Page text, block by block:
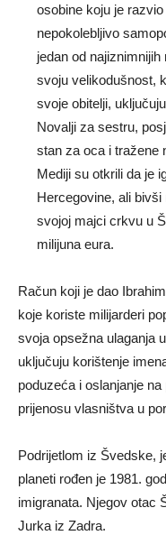
osobine koju je
nepokolebljivo
jedan od
svoju velikodušnost,
svoje obitelji,
Novalji za sestru,
stan za oca i tražene
Mediji su otkrili da je
Hercegovine, ali
svojoj majci crkvu u
milijuna eura.
Račun koji je dao
koje koriste milijarderi
svoja opsežna ulaganja
uključuju korištenje
poduzeća i oslanjanje
prijenosu vlasništva u
Podrijetlom iz Švedske,
planeti rođen je 1981.
imigranata. Njegov otac
Jurka iz Zadra.